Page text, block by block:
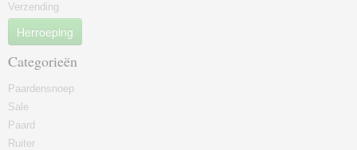
Verzending
Herroeping
Categorieën
Paardensnoep
Sale
Paard
Ruiter